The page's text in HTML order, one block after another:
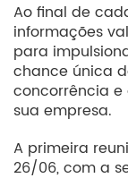
Ao final de
informações
para
chance única
concorrência
sua empresa.
A primeira
26/06, com a